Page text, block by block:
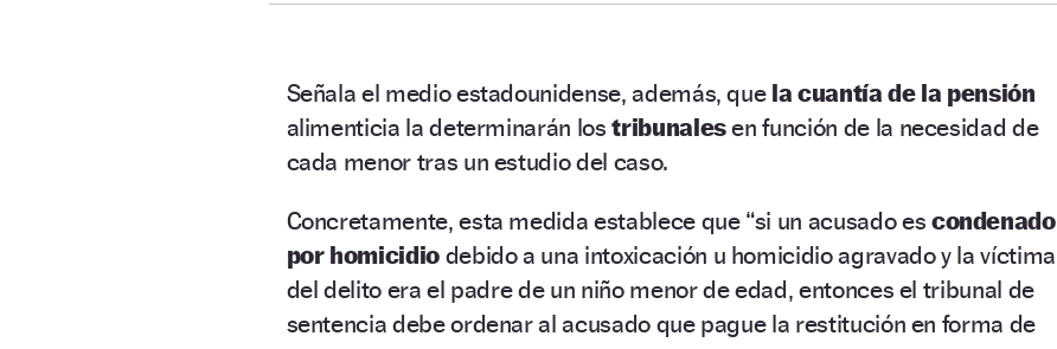
Señala el medio estadounidense, además, que la cuantía de la pensión
alimenticia la determinarán lostribunalesen función de la necesidad de
cada menor tras un estudio del caso.
Concretamente, esta medida establece que “si un acusado es condenado
por homicidiodebido a una intoxicación u homicidio agravado y la víctima
del delito era el padre de un niño menor de edad, entonces el tribunal de
sentencia debe ordenar al acusado que pague la restitución en forma de